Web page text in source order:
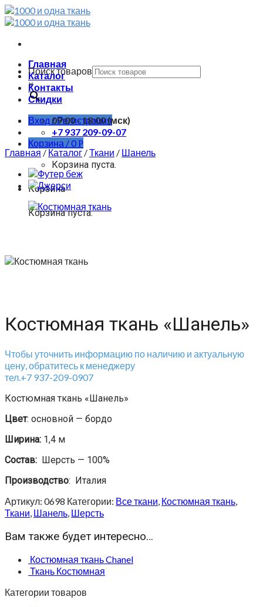
Skip
to
Главная
Каталог
Контакты
Скидки
Вход / Регистрация
Корзина /0Р
Корзина пуста.
Корзина
Корзина пуста.
Поиск товаров
×
09:00 - 18:00 (мск)
+7 937 209-09-07
Главная/Каталог /Ткани / Шанель
Костюмная ткань «Шанель»
Чтобы уточнить информацию по наличию и актуальную
цену, обратитесь к менеджеру
тел.+7 937-209-0907
Костюмная ткань «Шанель»
Цвет: основной — бордо
Ширина: 1,4 м
Состав: Шерсть — 100%
Производство: Италия
Артикул: 0698 Категории: Все ткани, Костюмная ткань,
Ткани, Шанель, Шерсть
Вам также будет интересно…
Костюмная ткань Chanel
Ткань Костюмная
Категории товаров